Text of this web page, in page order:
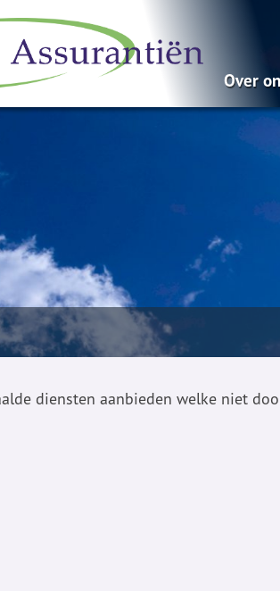
Over
diensten aanbieden welke niet